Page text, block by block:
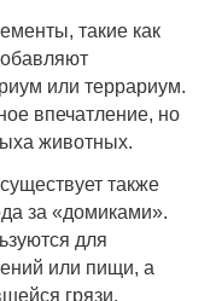
такие как
или террариум.
впечатление, но
животных.
также
за «домиками».
для
или пищи, а
грязи.